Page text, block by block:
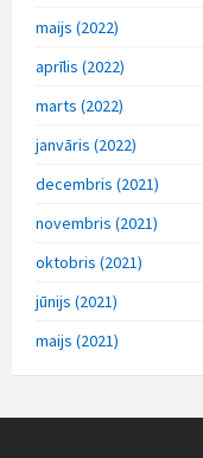
maijs (2022)
aprīlis (2022)
marts (2022)
janvāris (2022)
decembris (2021)
novembris (2021)
oktobris (2021)
jūnijs (2021)
maijs (2021)